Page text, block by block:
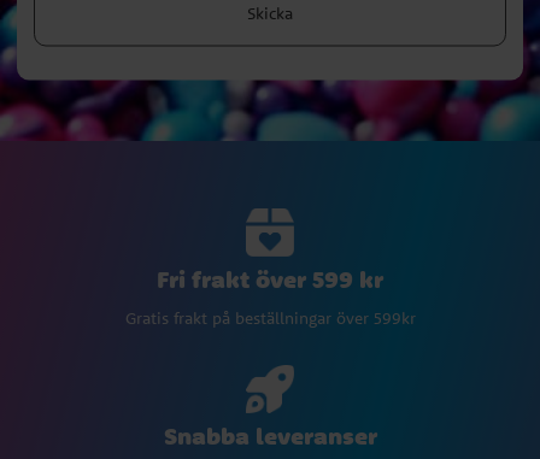
Skicka
Fri frakt över 599 kr
Gratis frakt på beställningar över 599kr
Snabba leveranser